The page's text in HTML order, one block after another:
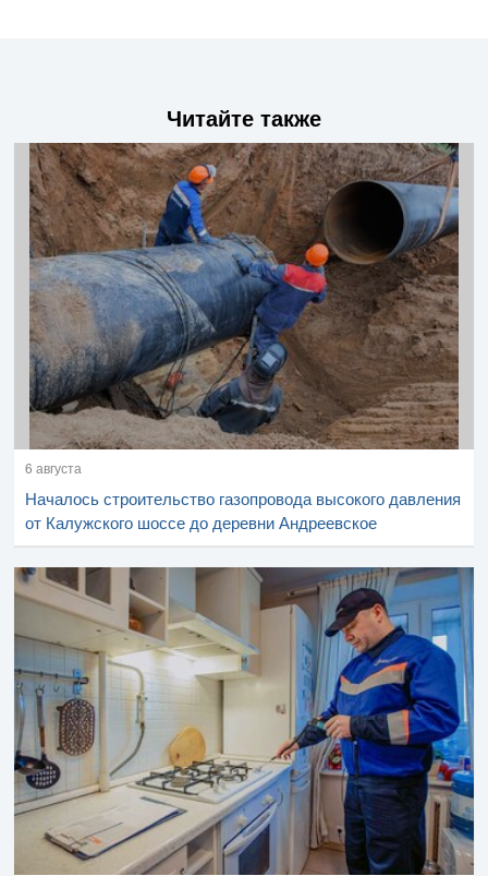
Читайте также
6 августа
Началось строительство газопровода высокого давления
от Калужского шоссе до деревни Андреевское